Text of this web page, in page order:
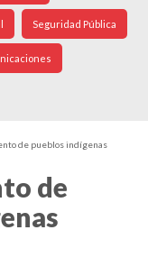
Seguridad Pública
de pueblos indígenas
de